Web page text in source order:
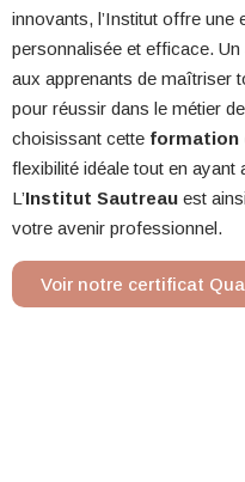
innovants, l’Institut offre une
personnalisée et efficace.
aux apprenants de maîtriser
pour réussir dans le métier de
choisissant cette formation
flexibilité idéale tout en
L’Institut Sautreau est
votre avenir professionnel.
Voir notre certificat